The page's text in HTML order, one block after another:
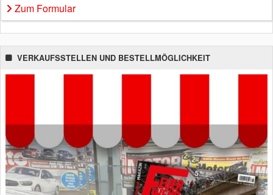
Zum Formular
VERKAUFSSTELLEN UND BESTELLMÖGLICHKEIT